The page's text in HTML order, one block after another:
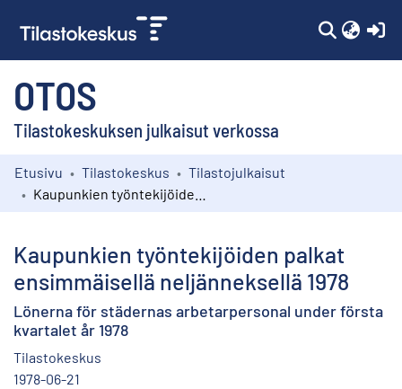
OTOS
Tilastokeskuksen julkaisut verkossa
Kokoelmat
Etusivu Tilastokeskus
Tilastojulkaisut
Kaupunkien työntekijöiden palkat
ensimmäisellä neljänneksellä 1978
Lönerna för städernas arbetarpersonal under första
kvartalet år 1978
Tilastokeskus
1978-06-21